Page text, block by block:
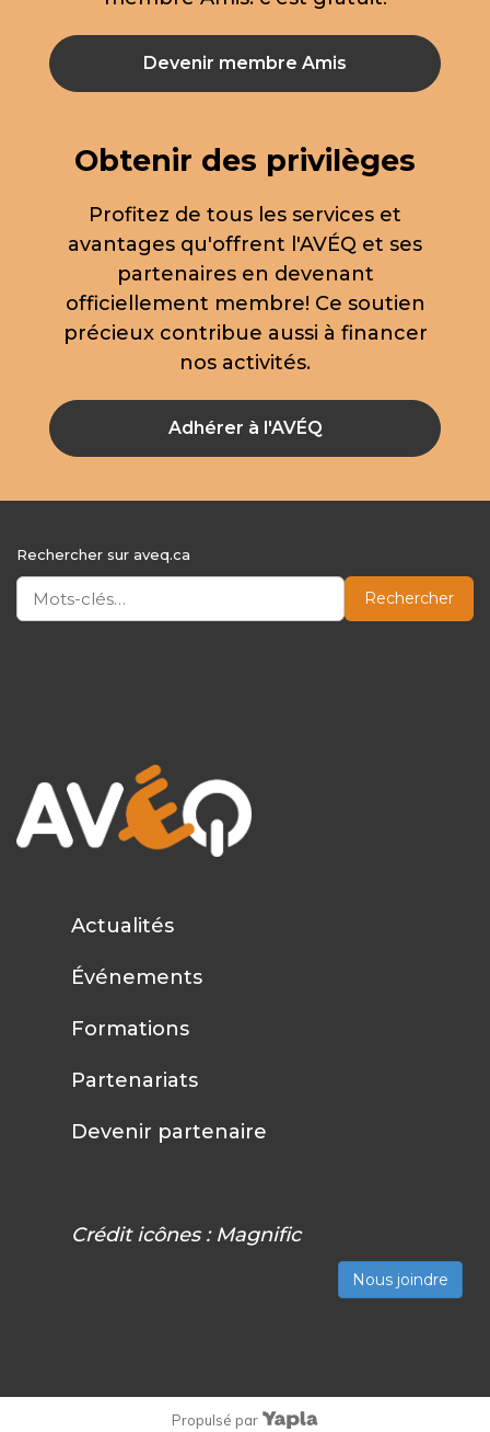
Devenir membre Amis
Obtenir des privilèges
Profitez de tous les services et
avantages qu'offrent l'AVÉQ et ses
partenaires en devenant
officiellement membre! Ce soutien
précieux contribue aussi à financer
nos activités.
Adhérer à l'AVÉQ
Rechercher sur aveq.ca
Rechercher
Actualités
Événements
Formations
Partenariats
Devenir partenaire
Crédit icônes : Magnific
Nous joindre
Propulsé par